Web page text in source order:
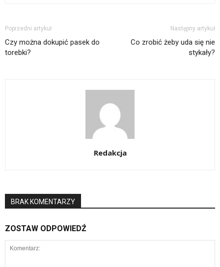
Poprzedni artykuł
Czy można dokupić pasek do
torebki?
Następny artykuł
Co zrobić żeby uda się nie
stykały?
Redakcja
BRAK KOMENTARZY
ZOSTAW ODPOWIEDŹ